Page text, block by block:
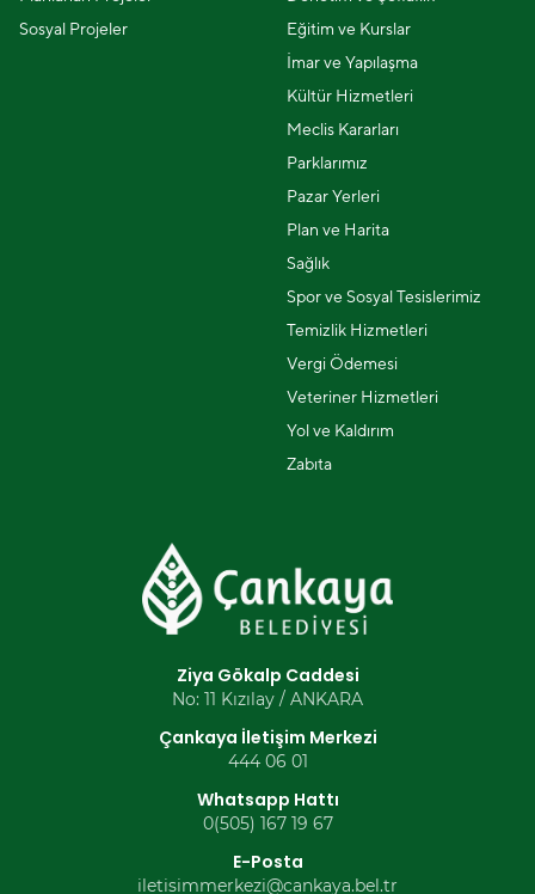
Sosyal Projeler
Eğitim ve Kurslar
İmar ve Yapılaşma
Kültür Hizmetleri
Meclis Kararları
Parklarımız
Pazar Yerleri
Plan ve Harita
Sağlık
Spor ve Sosyal Tesislerimiz
Temizlik Hizmetleri
Vergi Ödemesi
Veteriner Hizmetleri
Yol ve Kaldırım
Zabıta
Ziya Gökalp Caddesi
No: 11 Kızılay / ANKARA
Çankaya İletişim Merkezi
444 06 01
Whatsapp Hattı
0(505) 167 19 67
E-Posta
iletisimmerkezi@cankaya.bel.tr